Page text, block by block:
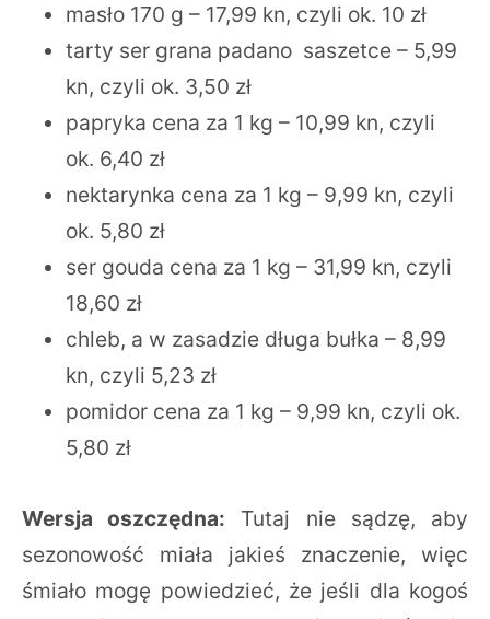
masło 170 g – 17,99 kn, czyli ok. 10 zł
tarty ser grana padano saszetce – 5,99
kn, czyli ok. 3,50 zł
papryka cena za 1 kg – 10,99 kn, czyli
ok. 6,40 zł
nektarynka cena za 1 kg – 9,99 kn, czyli
ok. 5,80 zł
ser gouda cena za 1 kg – 31,99 kn, czyli
18,60 zł
chleb, a w zasadzie długa bułka – 8,99
kn, czyli 5,23 zł
pomidor cena za 1 kg – 9,99 kn, czyli ok.
5,80 zł
Wersja oszczędna: Tutaj nie sądzę, aby
sezonowość miała jakieś znaczenie, więc
śmiało mogę powiedzieć, że jeśli dla kogoś